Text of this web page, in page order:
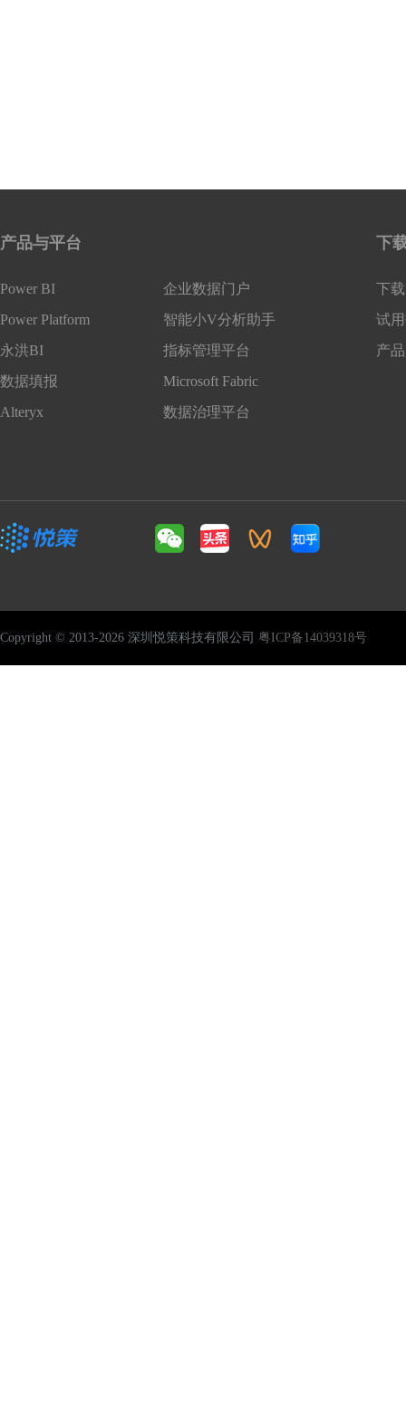
产品与平台
Power BI
企业数据门户
Power Platform
智能小V分析助手
永洪BI
指标管理平台
数据填报
Microsoft Fabric
Alteryx
数据治理平台
下
下
试
产
Copyright © 2013-2026 深圳悦策科技有限公司 粤ICP备14039318号